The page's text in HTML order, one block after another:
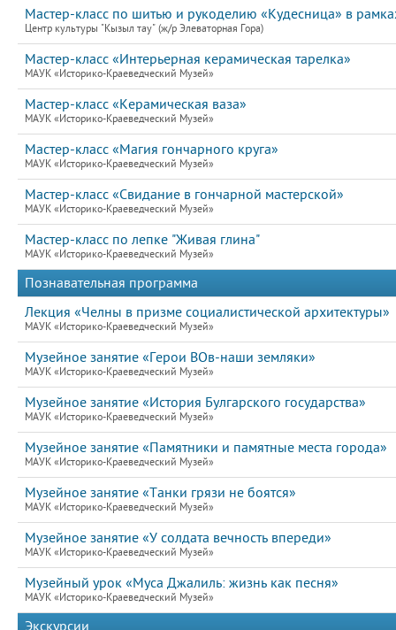
Мастер-класс по шитью и рукоделию «Кудесница» в
Центр культуры "Кызыл тау" (ж/р Элеваторная Гора)
Мастер-класс «Интерьерная керамическая тарелка»
МАУК «Историко-Краеведческий Музей»
Мастер-класс «Керамическая ваза»
МАУК «Историко-Краеведческий Музей»
Мастер-класс «Магия гончарного круга»
МАУК «Историко-Краеведческий Музей»
Мастер-класс «Свидание в гончарной мастерской»
МАУК «Историко-Краеведческий Музей»
Мастер-класс по лепке "Живая глина"
МАУК «Историко-Краеведческий Музей»
Познавательная программа
Лекция «Челны в призме социалистической архитектуры»
МАУК «Историко-Краеведческий Музей»
Музейное занятие «Герои ВОв-наши земляки»
МАУК «Историко-Краеведческий Музей»
Музейное занятие «История Булгарского государства»
МАУК «Историко-Краеведческий Музей»
Музейное занятие «Памятники и памятные места города»
МАУК «Историко-Краеведческий Музей»
Музейное занятие «Танки грязи не боятся»
МАУК «Историко-Краеведческий Музей»
Музейное занятие «У солдата вечность впереди»
МАУК «Историко-Краеведческий Музей»
Музейный урок «Муса Джалиль: жизнь как песня»
МАУК «Историко-Краеведческий Музей»
Экскурсии